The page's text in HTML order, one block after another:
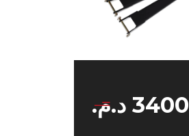
3400 د.م.